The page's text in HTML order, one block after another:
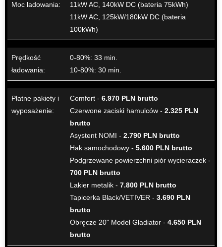
Moc ładowania:
11kW AC, 140kW DC (bateria 75kWh)
11kW AC, 125kW/180kW DC (bateria
100kWh)
Prędkość
ładowania:
0-80%: 33 min.
10-80%: 30 min.
Płatne pakiety i
wyposażenie:
Comfort - 6.970 PLN brutto
Czerwone zaciski hamulców - 2.325 PLN
brutto
Asystent NOMI - 2.790 PLN brutto
Hak samochodowy - 5.600 PLN brutto
Podgrzewane powierzchni piór wycieraczek -
700 PLN brutto
Lakier metalik - 7.800 PLN brutto
Tapicerka Black/VETIVER - 3.690 PLN
brutto
Obręcze 20" Model Gladiator - 4.650 PLN
brutto